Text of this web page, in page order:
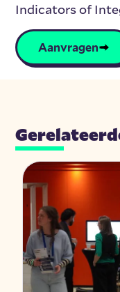
Indicators of
Aanvragen